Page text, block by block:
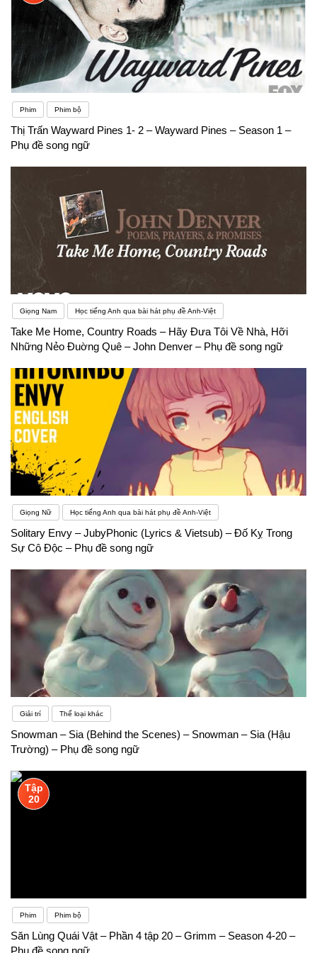
gần như không làm bài thi theo hình thức đào tạo
này”. Theo tâm lý của học sinh thì học gì thi đó nên
trong các bài thi không kiểm tra các kỹ năng nghe –
nói nên nhiều em chưa chú trọng đầu tư cho các kỹ
năng này.
Phim Phim bộ
Thị Trấn Wayward Pines 1- 2 – Wayward Pines – Season 1 –
Phụ đề song ngữ
Giọng Nam Học tiếng Anh qua bài hát phụ đề Anh-Việt
Take Me Home, Country Roads – Hãy Đưa Tôi Về Nhà, Hỡi
Những Nẻo Đuờng Quê – John Denver – Phụ đề song ngữ
Giọng Nữ Học tiếng Anh qua bài hát phụ đề Anh-Việt
Solitary Envy – JubyPhonic (Lyrics & Vietsub) – Đố Kỵ Trong
Sự Cô Độc – Phụ đề song ngữ
Giải trí Thể loại khác
Snowman – Sia (Behind the Scenes) – Snowman – Sia (Hậu
Trường) – Phụ đề song ngữ
Tập
20
Phim Phim bộ
Săn Lùng Quái Vật – Phần 4 tập 20 – Grimm – Season 4-20 –
Phụ đề song ngữ